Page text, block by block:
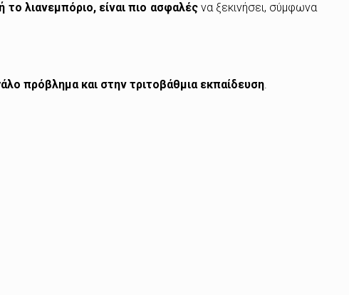
λιανεμπόριο, είναι πιο ασφαλέςνα ξεκινήσει, σύμφωνα
πρόβλημα και στην τριτοβάθμια εκπαίδευση.